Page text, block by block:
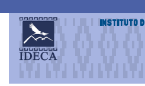
INSTITUTO